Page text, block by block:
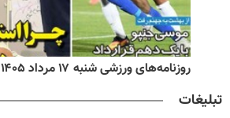
روزنامه‌های ورزشی شنبه ۱۷ مرداد ۱۴۰۵
تبلیغات